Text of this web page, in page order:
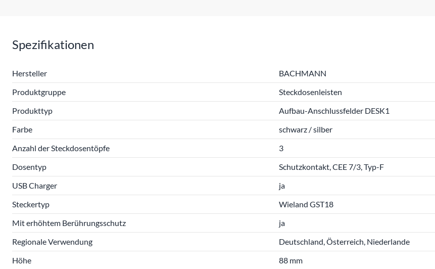
Spezifikationen
Hersteller
BACHMANN
Produktgruppe
Steckdosenleisten
Produkttyp
Aufbau-Anschlussfelder DESK1
Farbe
schwarz / silber
Anzahl der Steckdosentöpfe
3
Dosentyp
Schutzkontakt, CEE 7/3, Typ-F
USB Charger
ja
Steckertyp
Wieland GST18
Mit erhöhtem Berührungsschutz
ja
Regionale Verwendung
Deutschland, Österreich, Niederlande
Höhe
88 mm